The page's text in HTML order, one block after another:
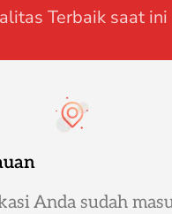
Terbaik saat ini
Anda sudah